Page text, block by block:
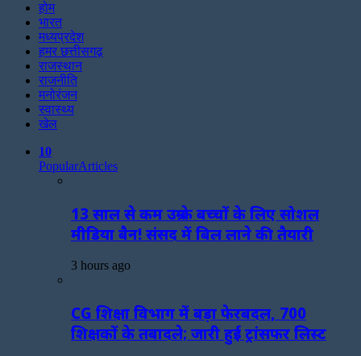
होम
भारत
मध्यप्रदेश
हमर छत्तीसगढ़
राजस्थान
राजनीति
मनोरंजन
स्वास्थ्य
खेल
10
PopularArticles
13 साल से कम उम्र के बच्चों के लिए सोशल
मीडिया बैन! संसद में बिल लाने की तैयारी
3 hours ago
CG शिक्षा विभाग में बड़ा फेरबदल, 700
शिक्षकों के तबादले; जारी हुई ट्रांसफर लिस्ट